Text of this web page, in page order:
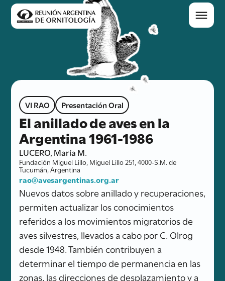
VI RAO Presentación Oral
El anillado de aves en la
Argentina 1961-1986
LUCERO, María M.
Fundación Miguel Lillo, Miguel Lillo 251, 4000-S.M. de
Tucumán, Argentina
rao@avesargentinas.org.ar
Nuevos datos sobre anillado y recuperaciones,
permiten actualizar los conocimientos
referidos a los movimientos migratorios de
aves silvestres, llevados a cabo por C. Olrog
desde 1948. También contribuyen a
determinar el tiempo de permanencia en las
zonas, las direcciones de desplazamiento y a